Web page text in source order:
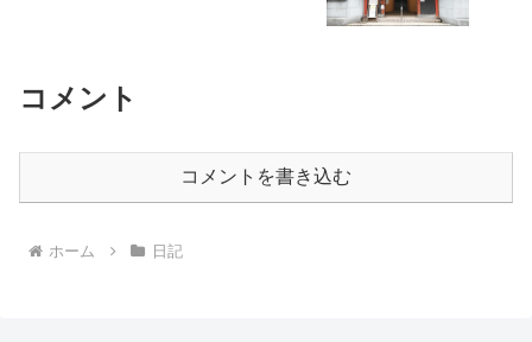
コメント
コメントを書き込む
ホーム 日記